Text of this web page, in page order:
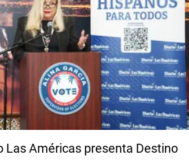
Las Américas presenta Destino